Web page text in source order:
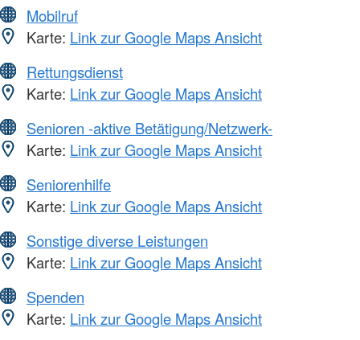
Mobilruf
Karte: Link zur Google Maps Ansicht
Rettungsdienst
Karte: Link zur Google Maps Ansicht
Senioren -aktive Betätigung/Netzwerk-
Karte: Link zur Google Maps Ansicht
Seniorenhilfe
Karte: Link zur Google Maps Ansicht
Sonstige diverse Leistungen
Karte: Link zur Google Maps Ansicht
Spenden
Karte: Link zur Google Maps Ansicht